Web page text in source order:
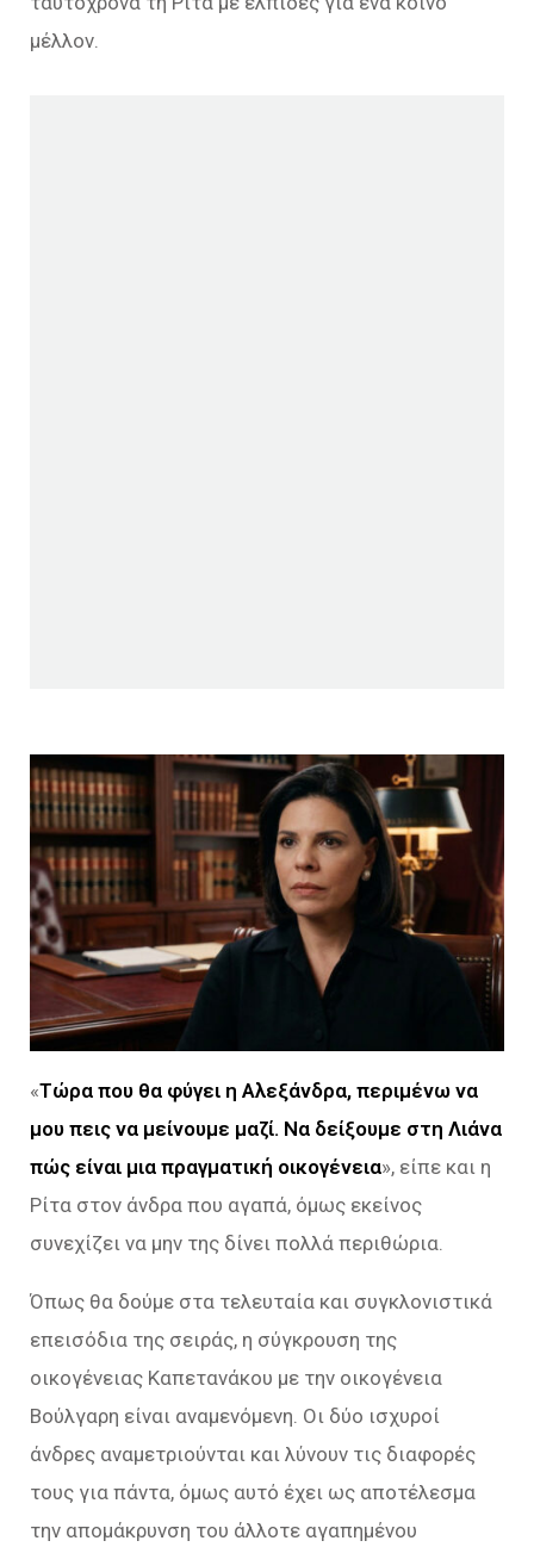
μέλλον.
«Τώρα που θα φύγει η Αλεξάνδρα, περιμένω να
μου πεις να μείνουμε μαζί. Να δείξουμε στη Λιάνα
πώς είναι μια πραγματική οικογένεια», είπε και η
Ρίτα στον άνδρα που αγαπά, όμως εκείνος
συνεχίζει να μην της δίνει πολλά περιθώρια.
Όπως θα δούμε στα τελευταία και συγκλονιστικά
επεισόδια της σειράς, η σύγκρουση της
οικογένειας Καπετανάκου με την οικογένεια
Βούλγαρη είναι αναμενόμενη. Οι δύο ισχυροί
άνδρες αναμετριούνται και λύνουν τις διαφορές
τους για πάντα, όμως αυτό έχει ως αποτέλεσμα
την απομάκρυνση του άλλοτε αγαπημένου